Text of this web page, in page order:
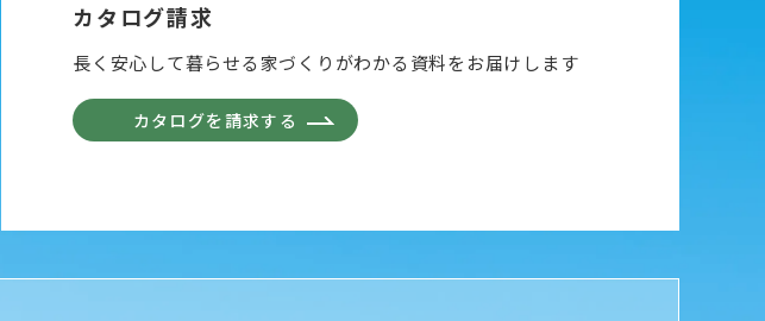
カタログ請求
長く安心して暮らせる家づくりがわかる資料をお届けします
カタログを請求する